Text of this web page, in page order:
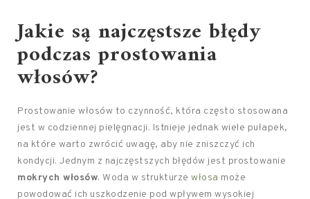
Jakie są najczęstsze błędy
podczas prostowania
włosów?
Prostowanie włosów to czynność, która często stosowana
jest w codziennej pielęgnacji. Istnieje jednak wiele pułapek,
na które warto zwrócić uwagę, aby nie zniszczyć ich
kondycji. Jednym z najczęstszych błędów jest prostowanie
mokrych włosów. Woda w strukturze włosa może
powodować ich uszkodzenie pod wpływem wysokiej